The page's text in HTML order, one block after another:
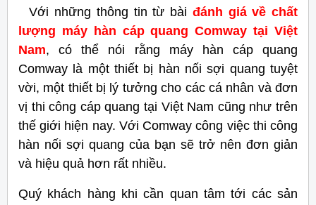
Với những thông tin từ bài đánh giá về chất
lượng máy hàn cáp quang Comway tại Việt
Nam, có thể nói rằng máy hàn cáp quang
Comway là một thiết bị hàn nối sợi quang tuyệt
vời, một thiết bị lý tưởng cho các cá nhân và đơn
vị thi công cáp quang tại Việt Nam cũng như trên
thế giới hiện nay. Với Comway công việc thi công
hàn nối sợi quang của bạn sẽ trở nên đơn giản
và hiệu quả hơn rất nhiều.
Quý khách hàng khi cần quan tâm tới các sản